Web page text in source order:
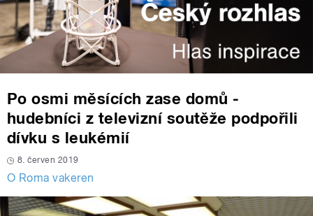
Po osmi měsících zase domů -
hudebníci z televizní soutěže podpořili
dívku s leukémií
8. červen 2019
O Roma vakeren